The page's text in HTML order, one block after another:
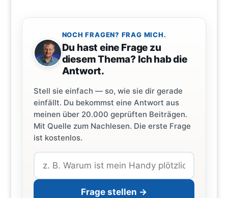
NOCH FRAGEN? FRAG MICH.
Du hast eine Frage zu
diesem Thema? Ich hab die
Antwort.
Stell sie einfach — so, wie sie dir gerade
einfällt. Du bekommst eine Antwort aus
meinen über 20.000 geprüften Beiträgen.
Mit Quelle zum Nachlesen. Die erste Frage
ist kostenlos.
Frage stellen →